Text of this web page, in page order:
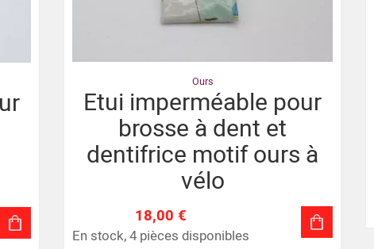
Ours
Etui imperméable pour
brosse à dent et
dentifrice motif ours à
vélo
18,00 €
En stock, 4 pièces disponibles